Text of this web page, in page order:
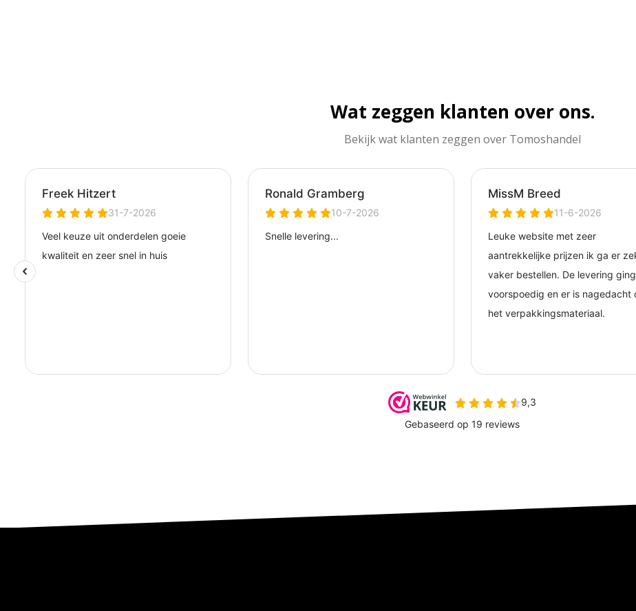
Wat zeggen klanten over ons.
Bekijk wat klanten zeggen over Tomoshandel